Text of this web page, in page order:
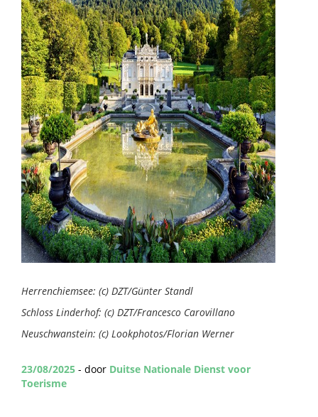
Herrenchiemsee: (c) DZT/Günter Standl
Schloss Linderhof: (c) DZT/Francesco Carovillano
Neuschwanstein: (c) Lookphotos/Florian Werner
23/08/2025 - door Duitse Nationale Dienst voor
Toerisme